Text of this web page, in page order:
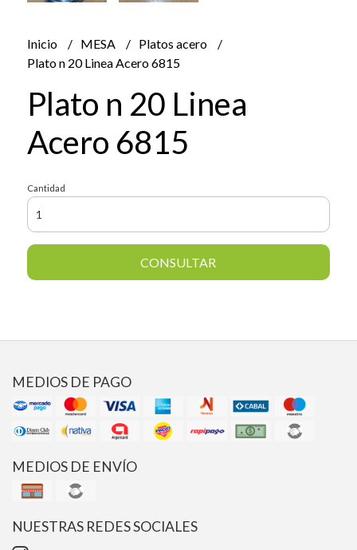
Inicio MESA
Platos acero
Plato n 20 Linea Acero 6815
Plato n 20 Linea
Acero 6815
Cantidad
CONSULTAR
MEDIOS DE PAGO
MEDIOS DE ENVÍO
NUESTRAS REDES SOCIALES